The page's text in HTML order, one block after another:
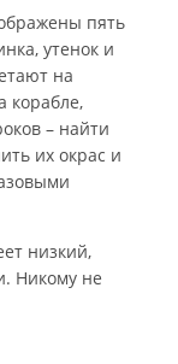
пять
утенок и
на
корабле,
– найти
их окрас и
низкий,
Никому не